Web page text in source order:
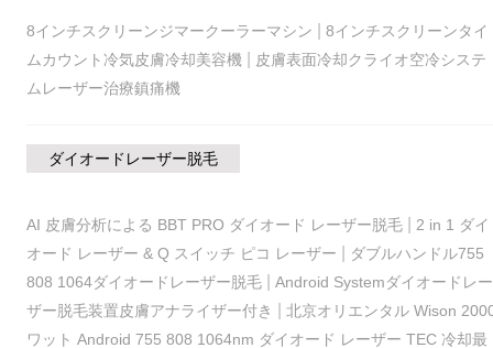
8インチスクリーンジマークーラーマシン
8インチスクリーンタイ
ムカウント冷気皮膚冷却美容機
皮膚表面冷却クライオ空冷システ
ムレーザー治療鎮痛機
ダイオードレーザー脱毛
AI 皮膚分析による BBT PRO ダイオード レーザー脱毛| 2 in 1 ダイ
オード レーザー & Q スイッチ ピコ レーザー
ダブルハンドル755
808 1064ダイオードレーザー脱毛| Android Systemダイオードレー
ザー脱毛装置皮膚アナライザー付き
北京オリエンタル Wison
ワット Android 755 808 1064nm ダイオード レーザー TEC 冷却最